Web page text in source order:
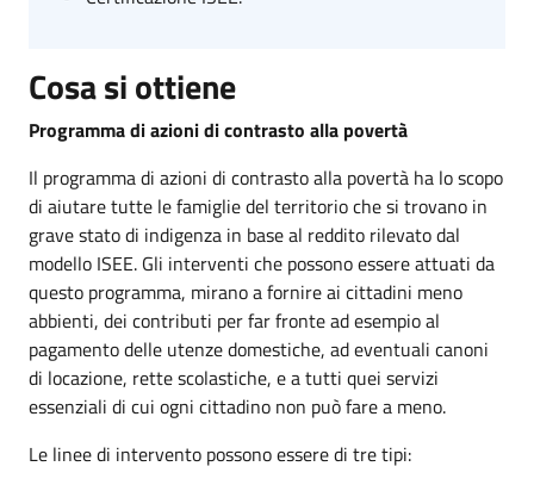
Cosa si ottiene
Programma di azioni di contrasto alla povertà
Il programma di azioni di contrasto alla povertà ha lo scopo
di aiutare tutte le famiglie del territorio che si trovano in
grave stato di indigenza in base al reddito rilevato dal
modello ISEE. Gli interventi che possono essere attuati da
questo programma, mirano a fornire ai cittadini meno
abbienti, dei contributi per far fronte ad esempio al
pagamento delle utenze domestiche, ad eventuali canoni
di locazione, rette scolastiche, e a tutti quei servizi
essenziali di cui ogni cittadino non può fare a meno.
Le linee di intervento possono essere di tre tipi: